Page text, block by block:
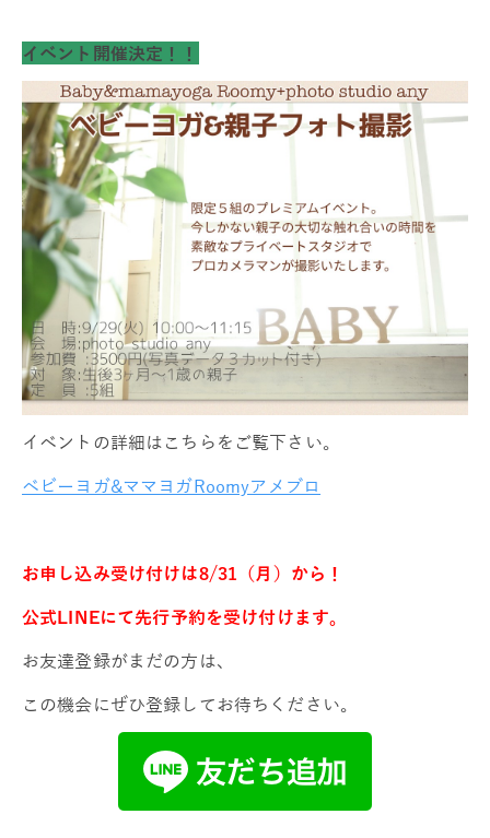
イベント開催決定！！
イベントの詳細はこちらをご覧下さい。
ベビーヨガ&ママヨガRoomyアメブロ
お申し込み受け付けは8/31（月）から！
公式LINEにて先行予約を受け付けます。
お友達登録がまだの方は、
この機会にぜひ登録してお待ちください。